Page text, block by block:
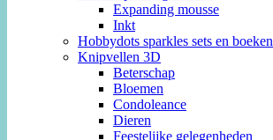
Expanding mousse
Inkt
Hobbydots sparkles sets en boeken
Knipvellen 3D
Beterschap
Bloemen
Condoleance
Dieren
Feestelijke gelegenheden